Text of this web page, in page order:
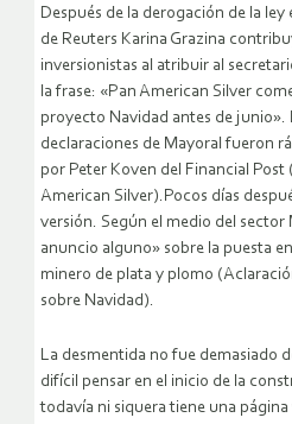
Después de la derogación de la
de Reuters Karina Grazina
inversionistas al atribuir al
la frase: «Pan American Silver
proyecto Navidad antes de junio».
declaraciones de Mayoral fueron
por Peter Koven del Financial Post
American Silver).Pocos días
versión. Según el medio del sector
anuncio alguno» sobre la puesta
minero de plata y plomo
sobre Navidad).
La desmentida no fue demasiado
difícil pensar en el inicio de la
todavía ni siquera tiene una